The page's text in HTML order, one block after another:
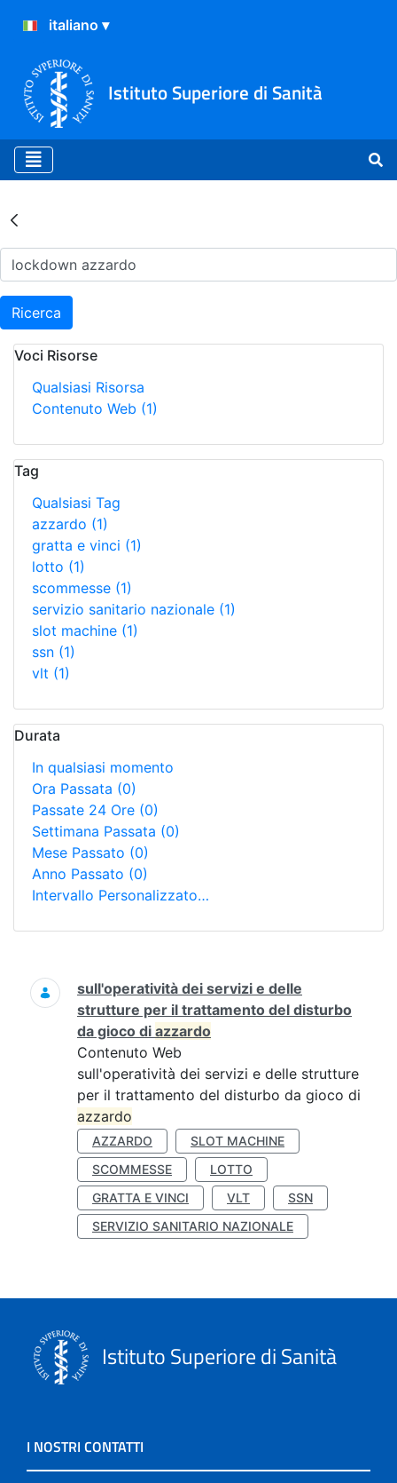
Istituto Superiore di Sanità
Risultati della Ricerca -
Ricerca
Voci Risorse
Qualsiasi Risorsa
Contenuto Web (1)
Tag
Qualsiasi Tag
azzardo (1)
gratta e vinci (1)
lotto (1)
scommesse (1)
servizio sanitario nazionale (1)
slot machine (1)
ssn (1)
vlt (1)
Durata
In qualsiasi momento
Ora Passata (0)
Passate 24 Ore (0)
Settimana Passata (0)
Mese Passato (0)
Anno Passato (0)
Intervallo Personalizzato…
Ricerca
sull'operatività dei servizi e delle
strutture per il trattamento del disturbo
da gioco di azzardo
Contenuto Web
sull'operatività dei servizi e delle strutture
per il trattamento del disturbo da gioco di
azzardo
AZZARDO
SLOT MACHINE
SCOMMESSE
LOTTO
GRATTA E VINCI
VLT
SSN
SERVIZIO SANITARIO NAZIONALE
Istituto Superiore di Sanità
I NOSTRI CONTATTI